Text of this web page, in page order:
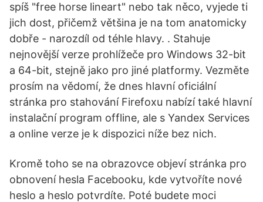
spíš "free horse lineart" nebo tak něco, vyjede ti
jich dost, přičemž většina je na tom anatomicky
dobře - narozdíl od téhle hlavy. . Stahuje
nejnovější verze prohlížeče pro Windows 32-bit
a 64-bit, stejně jako pro jiné platformy. Vezměte
prosím na vědomí, že dnes hlavní oficiální
stránka pro stahování Firefoxu nabízí také hlavní
instalační program offline, ale s Yandex Services
a online verze je k dispozici níže bez nich.
Kromě toho se na obrazovce objeví stránka pro
obnovení hesla Facebooku, kde vytvoříte nové
heslo a heslo potvrdíte. Poté budete moci